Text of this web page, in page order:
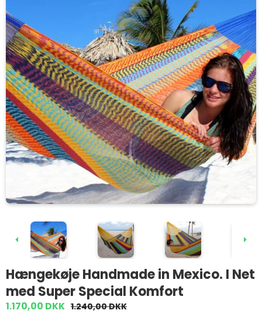
Hængekøje Handmade in Mexico. I Net
med Super Special Komfort
1.170,00 DKK 1.240,00 DKK